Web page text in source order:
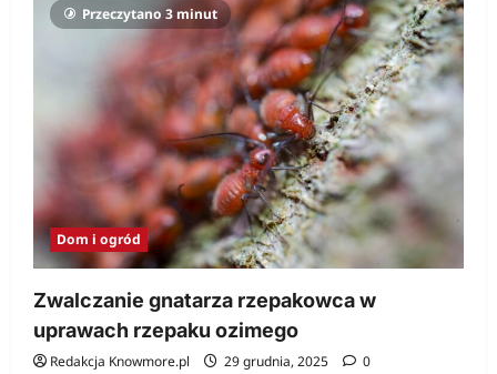
Przeczytano 3 minut
Dom i ogród
Zwalczanie gnatarza rzepakowca w
uprawach rzepaku ozimego
Redakcja Knowmore.pl 29 grudnia, 2025 0